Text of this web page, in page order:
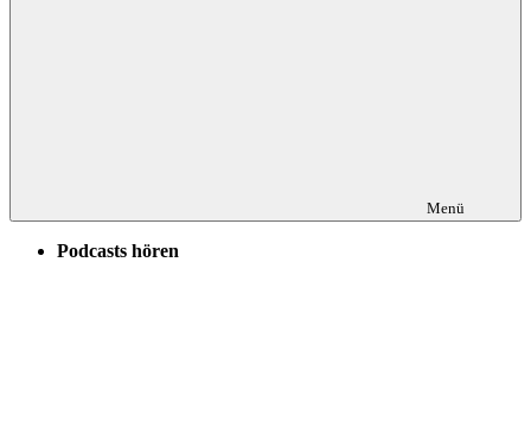
Menü
Podcasts hören